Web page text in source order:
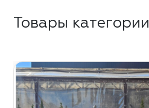
Товары категории